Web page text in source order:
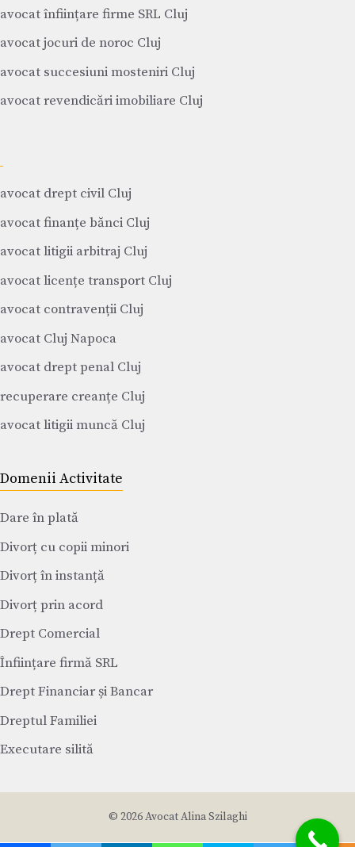
avocat înființare firme SRL Cluj
avocat jocuri de noroc Cluj
avocat succesiuni mosteniri Cluj
avocat revendicări imobiliare Cluj
avocat drept civil Cluj
avocat finanțe bănci Cluj
avocat litigii arbitraj Cluj
avocat licențe transport Cluj
avocat contravenții Cluj
avocat Cluj Napoca
avocat drept penal Cluj
recuperare creanțe Cluj
avocat litigii muncă Cluj
Domenii Activitate
Dare în plată
Divorț cu copii minori
Divorț în instanță
Divorț prin acord
Drept Comercial
Înființare firmă SRL
Drept Financiar și Bancar
Dreptul Familiei
Executare silită
© 2026 Avocat Alina Szilaghi